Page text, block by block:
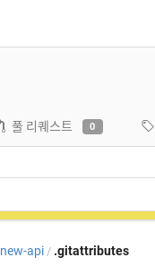
풀 리퀘스트 0
new-api / .gitattributes